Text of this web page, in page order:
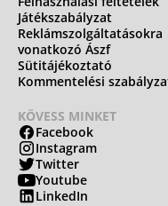
Játékszabályzat
Reklámszolgáltatásokra
vonatkozó Ászf
Sütitájékoztató
Kommentelési
KÖVESS MINKET
Facebook
Instagram
Twitter
Youtube
LinkedIn